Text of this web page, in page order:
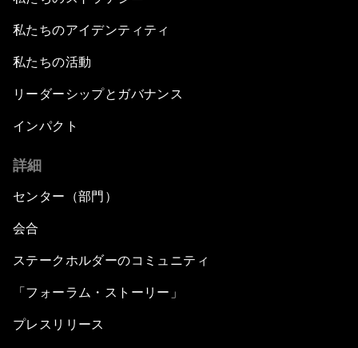
私たちのアイデンティティ
私たちの活動
リーダーシップとガバナンス
インパクト
詳細
センター（部門）
会合
ステークホルダーのコミュニティ
「フォーラム・ストーリー」
プレスリリース